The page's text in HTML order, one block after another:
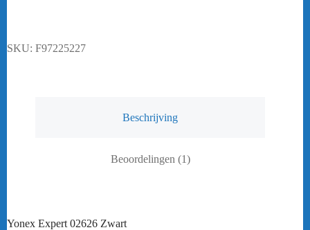
SKU: F97225227
Beschrijving
Beoordelingen (1)
Yonex Expert 02626 Zwart